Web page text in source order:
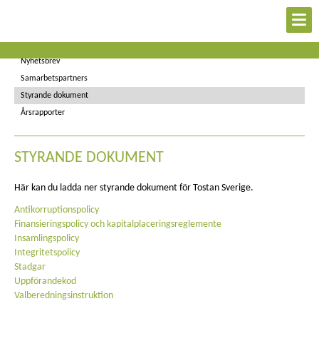
Styrelse
Nyhetsbrev
Samarbetspartners
Styrande dokument
Årsrapporter
STYRANDE DOKUMENT
Här kan du ladda ner styrande dokument för Tostan Sverige.
Antikorruptionspolicy
Finansieringspolicy och kapitalplaceringsreglemente
Insamlingspolicy
Integritetspolicy
Stadgar
Uppförandekod
Valberedningsinstruktion